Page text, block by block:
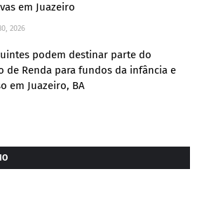
em Juazeiro
2026
podem destinar parte do
de Renda para fundos da infância e
em Juazeiro, BA